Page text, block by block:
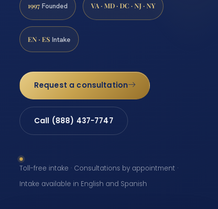
1997 Founded VA · MD · DC · NJ · NY
EN · ES Intake
Request a consultation
Call (888) 437-7747
Toll-free intake · Consultations by appointment ·
Intake available in English and Spanish